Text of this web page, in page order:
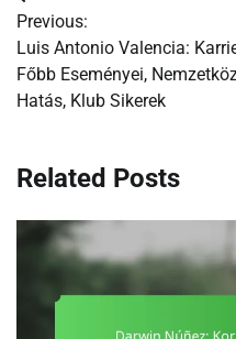
navigation
Previous:
Luis Antonio Valencia:
Főbb Eseményei,
Hatás, Klub Sikerek
Related Posts